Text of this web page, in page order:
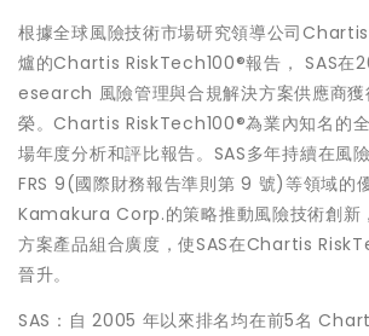
根據全球風險技術市場研究領導公司
爐的Chartis RiskTech100®報告， SAS在
esearch 風險管理與合規解決方案供應商獲
榮。Chartis RiskTech100®為業內知名的
場年度分析和評比報告。SAS多年持續在風
FRS 9(國際財務報告準則第 9 號)等領域的
Kamakura Corp.的策略推動風險技術創新
方案產品組合廣度，使SAS在Chartis
晉升。
SAS：自 2005 年以來排名均在前5名